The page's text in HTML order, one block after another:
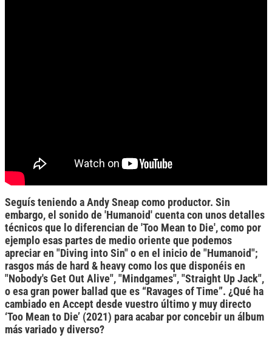
Seguís teniendo a Andy Sneap como productor. Sin
embargo, el sonido de 'Humanoid' cuenta con unos detalles
técnicos que lo diferencian de 'Too Mean to Die', como por
ejemplo esas partes de medio oriente que podemos
apreciar en "Diving into Sin" o en el inicio de "Humanoid";
rasgos más de hard & heavy como los que disponéis en
"Nobody's Get Out Alive", "Mindgames", "Straight Up Jack",
o esa gran power ballad que es “Ravages of Time”. ¿Qué ha
cambiado en Accept desde vuestro último y muy directo
‘Too Mean to Die’ (2021) para acabar por concebir un álbum
más variado y diverso?